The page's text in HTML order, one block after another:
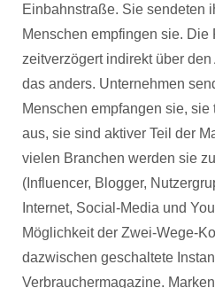
Einbahnstraße. Sie sendeten
Menschen empfingen sie.
zeitverzögert indirekt über
das anders. Unternehmen
Menschen empfangen sie,
aus, sie sind aktiver Teil der
vielen Branchen werden sie
(Influencer, Blogger,
Internet, Social-Media und
Möglichkeit der Zwei-Wege-
dazwischen geschaltete
Verbrauchermagazine.